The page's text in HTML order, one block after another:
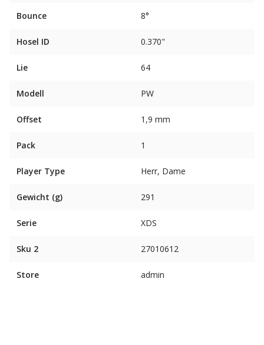
Bounce 8°
Hosel ID 0.370"
Lie 64
Modell PW
Offset 1,9 mm
Pack 1
Player Type Herr, Dame
Gewicht (g) 291
Serie XDS
Sku 2 27010612
Store admin